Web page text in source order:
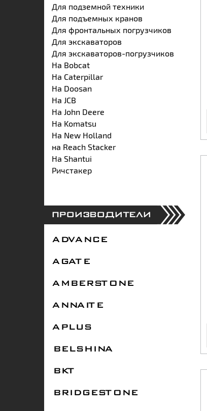
Для подземной техники
Для подъемных кранов
Для фронтальных погрузчиков
Для экскаваторов
Для экскаваторов-погрузчиков
На Bobcat
На Caterpillar
На Doosan
На JCB
На John Deere
На Komatsu
На New Holland
на Reach Stacker
На Shantui
Ричстакер
ПРОИЗВОДИТЕЛИ
ADVANCE
AGATE
AMBERSTONE
ANNAITE
APLUS
BELSHINA
BKT
BRIDGESTONE